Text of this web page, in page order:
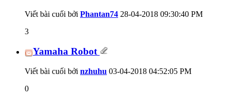
Viết bài cuối bởi Phantan74 28-04-2018 09:30:40 PM
3
Yamaha Robot
Viết bài cuối bởi nzhuhu 03-04-2018 04:52:05 PM
0